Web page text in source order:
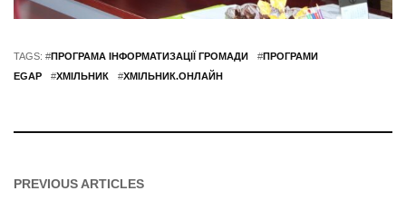
TAGS: #ПРОГРАМА ІНФОРМАТИЗАЦІЇ ГРОМАДИ #ПРОГРАМИ
EGAP
#ХМІЛЬНИК #ХМІЛЬНИК.ОНЛАЙН
PREVIOUS ARTICLES